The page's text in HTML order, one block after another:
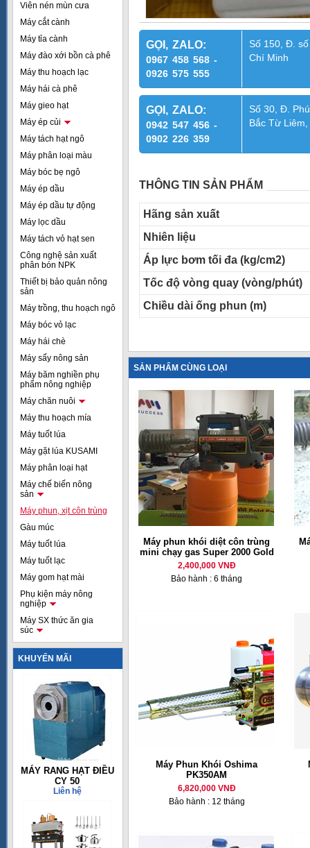
Viên nén mùn cưa
Máy cắt cành
Máy tỉa cành
Máy đào xới bồn cà phê
Máy thu hoạch lạc
Máy hái cà phê
Máy gieo hạt
Máy ép củi
Máy tách hạt ngô
Máy phân loại màu
Máy bóc bẹ ngô
Máy ép dầu
Máy ép dầu tự động
Máy lọc dầu
Máy tách vỏ hạt sen
Công nghệ sản xuất
phân bón NPK
Thiết bị bảo quản nông
sản
Máy trồng, thu hoạch ngô
Máy bóc vỏ lạc
Máy hái chè
Máy sấy nông sản
Máy băm nghiền phụ
phẩm nông nghiệp
Máy chăn nuôi
Máy thu hoạch mía
Máy tuốt lúa
Máy gặt lúa KUSAMI
Máy phân loại hạt
Máy chế biến nông
sản
Máy phun, xịt côn trùng
Gàu múc
Máy tuốt lúa
Máy tuốt lạc
Máy gom hạt mài
Phụ kiện máy nông
nghiệp
Máy SX thức ăn gia
súc
KHUYẾN MÃI
MÁY RANG HẠT ĐIỀU
CY 50
Liên hệ
GỌI, ZALO:
0967 458 568 -
0926 575 555
Số 150, Đ.
Chí Minh
GỌI, ZALO:
0942 547 456 -
0902 226 359
Số 30, Đ.
Bắc Từ
THÔNG TIN SẢN PHẨM
Hãng sản xuất
Nhiên liệu
Áp lực bơm tối đa (kg/cm2)
Tốc độ vòng quay (vòng/phút)
Chiều dài ống phun (m)
SẢN PHẨM CÙNG LOẠI
Máy phun khói diệt côn trùng
mini chạy gas Super 2000 Gold
2,400,000 VNĐ
Bảo hành : 6 tháng
Máy Phun Khói Oshima
PK350AM
6,820,000 VNĐ
Bảo hành : 12 tháng